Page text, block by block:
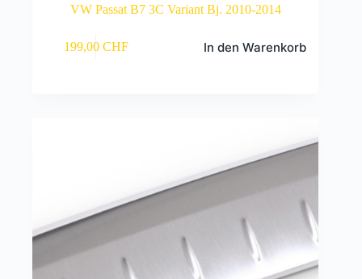
VW Passat B7 3C Variant Bj. 2010-2014
199,00 CHF In den Warenkorb